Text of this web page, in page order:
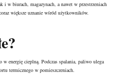
i w biurach, magazynach, a nawet w przestrzeniach
większe uznanie wśród użytkowników.
w energię cieplną. Podczas spalania, paliwo ulega
termicznego w pomieszczeniach.